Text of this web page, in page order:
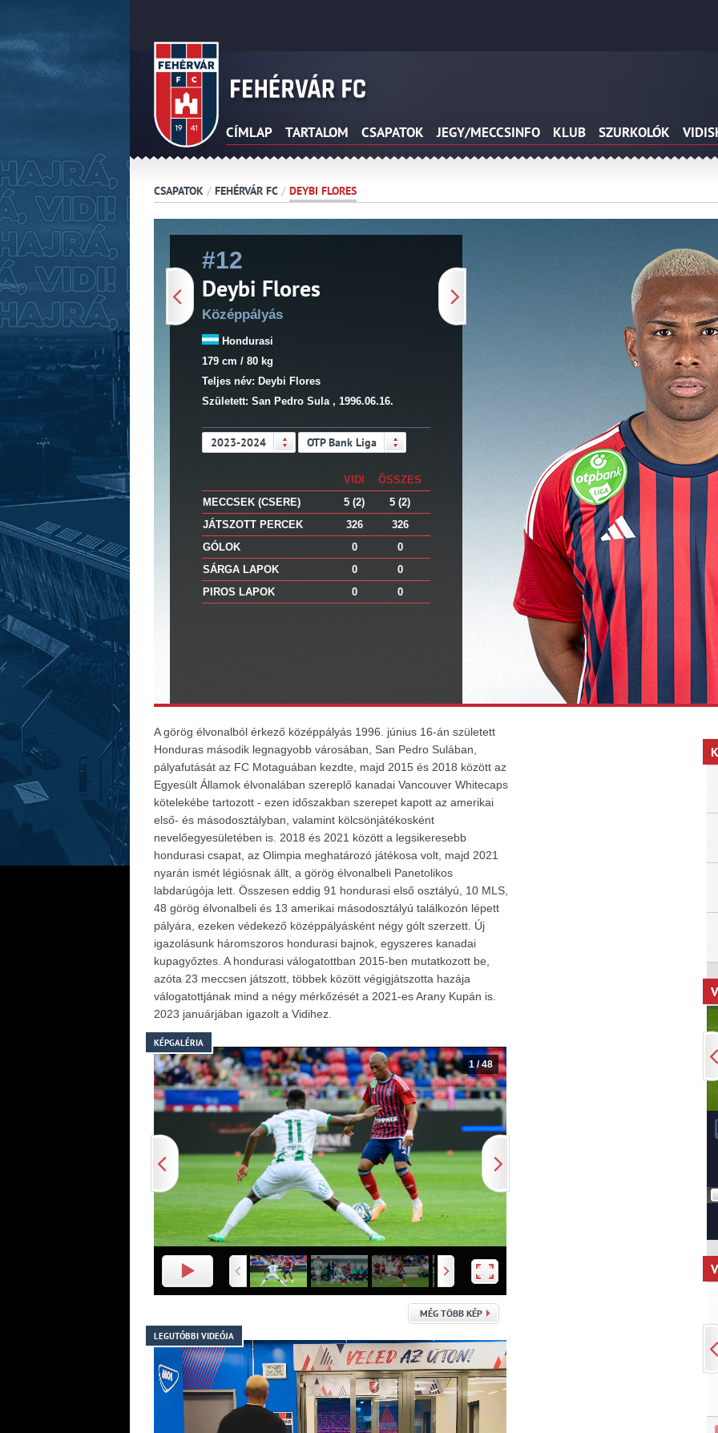
CÍMLAP TARTALOM CSAPATOK JEGY/MECCSINFO KLUB SZURKOLÓK
CSAPATOK / FEHÉRVÁR FC / DEYBI FLORES
#12
Deybi Flores
Középpályás
Hondurasi
179 cm / 80 kg
Teljes név: Deybi Flores
Született: San Pedro Sula , 1996.06.16.
2023-2024 OTP Bank Liga
VIDI
ÖSSZES
MECCSEK (CSERE)
5 (2)
5 (2)
JÁTSZOTT PERCEK
326
326
GÓLOK
0
0
SÁRGA LAPOK
0
0
PIROS LAPOK
0 0
A görög élvonalból érkező középpályás 1996. június 16-án született
Honduras második legnagyobb városában, San Pedro Sulában,
pályafutását az FC Motaguában kezdte, majd 2015 és 2018 között az
Egyesült Államok élvonalában szereplő kanadai Vancouver Whitecaps
kötelekébe tartozott - ezen időszakban szerepet kapott az amerikai
első- és másodosztályban, valamint kölcsönjátékosként
nevelőegyesületében is. 2018 és 2021 között a legsikeresebb
hondurasi csapat, az Olimpia meghatározó játékosa volt, majd 2021
nyarán ismét légiósnak állt, a görög élvonalbeli Panetolikos
labdarúgója lett. Összesen eddig 91 hondurasi első osztályú, 10 MLS,
48 görög élvonalbeli és 13 amerikai másodosztályú találkozón lépett
pályára, ezeken védekező középpályásként négy gólt szerzett. Új
igazolásunk háromszoros hondurasi bajnok, egyszeres kanadai
kupagyőztes. A hondurasi válogatottban 2015-ben mutatkozott be,
azóta 23 meccsen játszott, többek között végigjátszotta hazája
válogatottjának mind a négy mérkőzését a 2021-es Arany Kupán is.
2023 januárjában igazolt a Vidihez.
KÉPGALÉRIA
1/48
MÉG TÖBB KÉP
LEGUTÓBBI VIDEÓJA